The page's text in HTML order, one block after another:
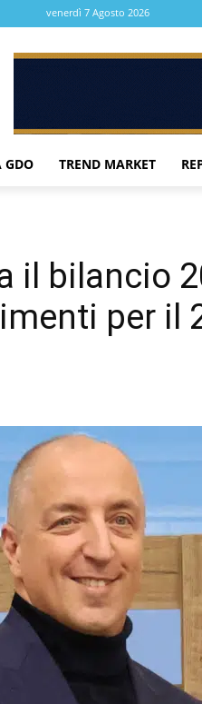
venerdì 7 Agosto 2026
GDO TREND MARKET
il bilancio
per il